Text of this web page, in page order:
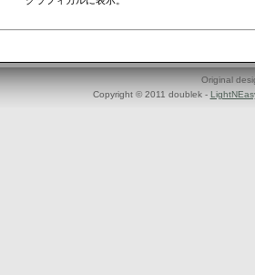
Original
Copyright © 2011 doublek -